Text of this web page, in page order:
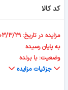
کد کالا
مزایده در تاریخ: ۱۴۰۳/۳/۲۹ ساعت ۲۰:۲۸
به پایان رسیده
وضعیت: با برنده
جزئیات مزایده